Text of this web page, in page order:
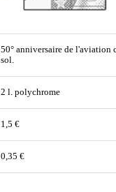
50° anniversaire de l'aviation
sol.
2 l. polychrome
1,5 €
0,35 €